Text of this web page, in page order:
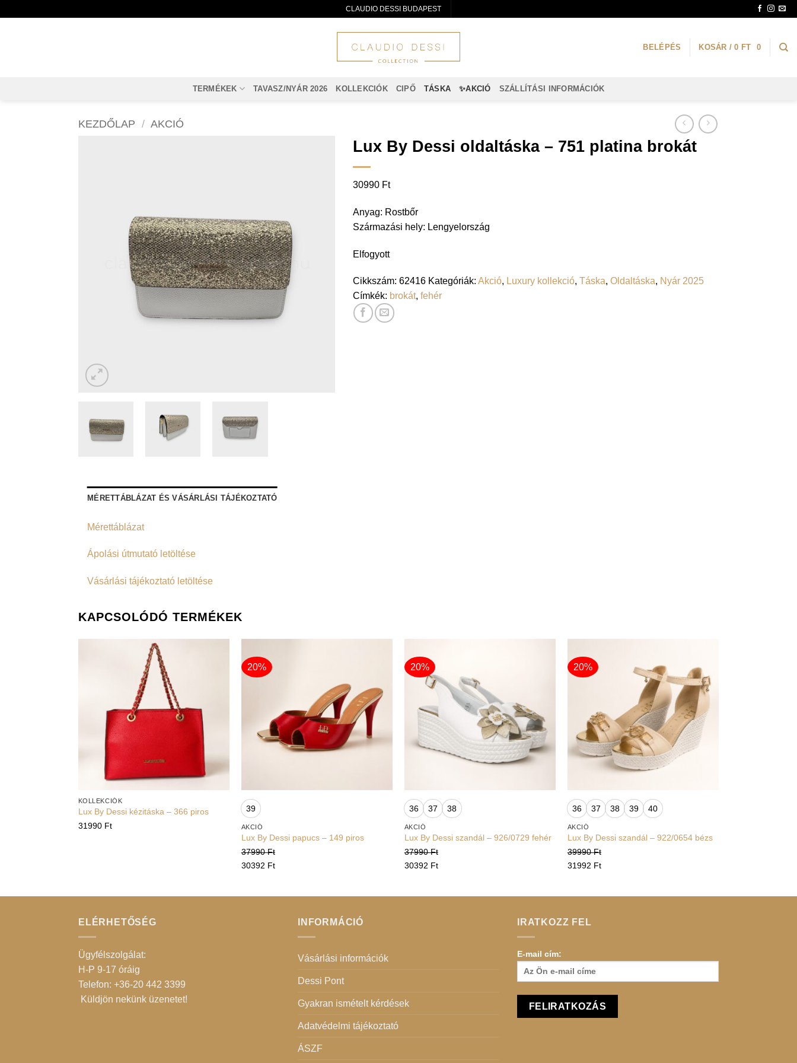
CLAUDIO DESSI BUDAPEST
BELÉPÉS KOSÁR /0 FT 0
TERMÉKEK TAVASZ/NYÁR 2026 KOLLEKCIÓK CIPŐ TÁSKA ✨AKCIÓ SZÁLLÍTÁSI INFORMÁCIÓK
KEZDŐLAP / AKCIÓ
Lux By Dessi oldaltáska – 751 platina brokát
30990 Ft
Anyag: Rostbőr
Származási hely: Lengyelország
Elfogyott
Cikkszám: 62416 Kategóriák: Akció, Luxury kollekció, Táska, Oldaltáska, Nyár 2025
Címkék: brokát, fehér
MÉRETTÁBLÁZAT ÉS VÁSÁRLÁSI TÁJÉKOZTATÓ
Mérettáblázat
Ápolási útmutató letöltése
Vásárlási tájékoztató letöltése
KAPCSOLÓDÓ TERMÉKEK
KOLLEKCIÓK
Lux By Dessi kézitáska – 366 piros
31990 Ft
20%
39
AKCIÓ
Lux By Dessi papucs – 149 piros
37990Ft
30392 Ft
20%
36 37 38
AKCIÓ
Lux By Dessi szandál – 926/0729 fehér
37990Ft
30392 Ft
20%
36 37 38 39 40
AKCIÓ
Lux By Dessi szandál – 922/0654 bézs
39990Ft
31992 Ft
ELÉRHETŐSÉG
Ügyfélszolgálat:
H-P 9-17 óráig
Telefon: +36-20 442 3399
Küldjön nekünk üzenetet!
INFORMÁCIÓ
Vásárlási információk
Dessi Pont
Gyakran ismételt kérdések
Adatvédelmi tájékoztató
ÁSZF
IRATKOZZ FEL
E-mail cím: